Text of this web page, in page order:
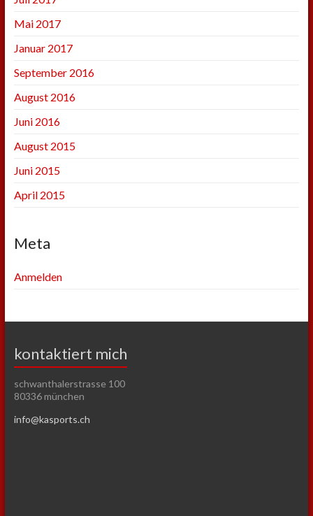
Mai 2017
Januar 2017
September 2016
August 2016
Juni 2016
August 2015
Juni 2015
April 2015
Meta
Anmelden
kontaktiert mich
schwanthalerstrasse 100
80336 münchen
info@kasports.ch